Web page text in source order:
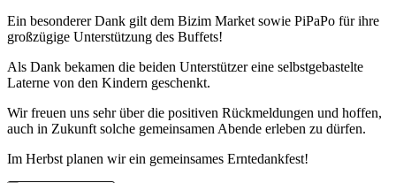
Ein besonderer Dank gilt dem Bizim Market sowie PiPaPo für ihre
großzügige Unterstützung des Buffets!
Als Dank bekamen die beiden Unterstützer eine selbstgebastelte
Laterne von den Kindern geschenkt.
Wir freuen uns sehr über die positiven Rückmeldungen und hoffen,
auch in Zukunft solche gemeinsamen Abende erleben zu dürfen.
Im Herbst planen wir ein gemeinsames Erntedankfest!